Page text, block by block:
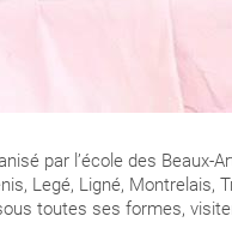
par l’école des Beaux-
Legé, Ligné, Montrelais,
toutes ses formes,